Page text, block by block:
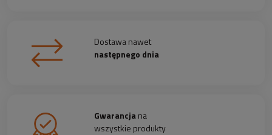
Dostawa nawet
następnego dnia
Gwarancjana
wszystkie produkty